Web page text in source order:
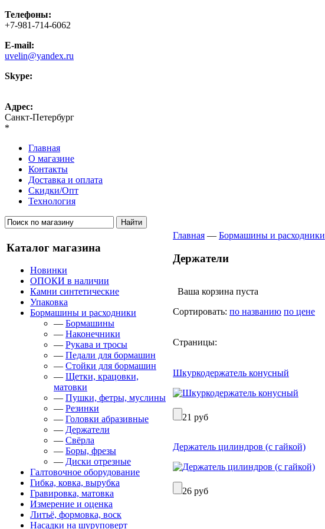
Телефоны:
+7-981-714-6062
E-mail:
uvelin@yandex.ru
Skype:
Адрес:
Санкт-Петербург
*
Главная
О магазине
Контакты
Доставка и оплата
Скидки/Опт
Технология
Каталог магазина
Новинки
ОПОКИ в наличии
Камни синтетические
Упаковка
Бормашины и расходники
— Бормашины
— Наконечники
— Рукава и тросы
— Педали для бормашин
— Стойки для бормашин
— Щетки, крацовки,
матовки
— Пушки, фетры, муслины
— Резинки
— Головки абразивные
— Держатели
— Свёрла
— Боры, фрезы
— Диски отрезные
Галтовочное оборудование
Гибка, ковка, вырубка
Гравировка, матовка
Измерение и оценка
Литьё, формовка, воск
Насадки на шуруповерт
Главная — Бормашины и расходники
Держатели
Ваша корзина пуста
Сортировать: по названию по цене
Страницы:
Шкуркодержатель конусный
21 руб
Держатель цилиндров (с гайкой)
26 руб